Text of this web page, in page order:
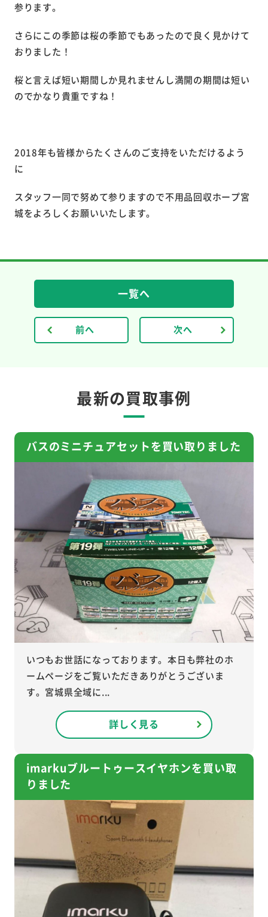
参ります。
さらにこの季節は桜の季節でもあったので良く見かけて
おりました！
桜と言えば短い期間しか見れませんし満開の期間は短い
のでかなり貴重ですね！
2018年も皆様からたくさんのご支持をいただけるよう
に
スタッフ一同で努めて参りますので不用品回収ホープ宮
城をよろしくお願いいたします。
前へ
一覧へ
次へ
最新の買取事例
バスのミニチュアセットを買い取りました
いつもお世話になっております。本日も弊社のホ
ームページをご覧いただきありがとうございま
す。宮城県全域に...
詳しく見る
imarkuブルートゥースイヤホンを買い取
りました